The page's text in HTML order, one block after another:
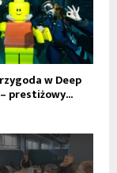
w Deep
prestiżowy...